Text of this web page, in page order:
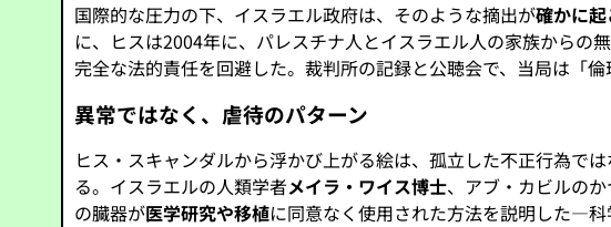
国際的な圧力の下、イスラエル政府は、そのような摘出が確かに起
に、ヒスは2004年に、パレスチナ人とイスラエル人の家族からの
完全な法的責任を回避した。裁判所の記録と公聴会で、当局は「
異常ではなく、虐待のパターン
ヒス・スキャンダルから浮かび上がる絵は、孤立した不正行為
る。イスラエルの人類学者メイラ・ワイス博士、アブ・カビルの
の臓器が医学研究や移植に同意なく使用された方法を説明した—科